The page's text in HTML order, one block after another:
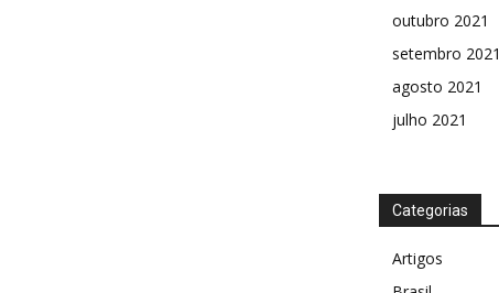
outubro 2021
setembro 2021
agosto 2021
julho 2021
Categorias
Artigos